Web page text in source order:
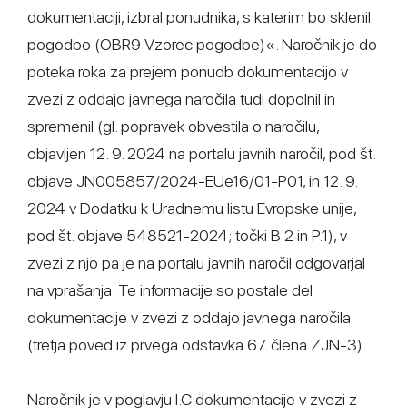
dokumentaciji, izbral ponudnika, s katerim bo sklenil
pogodbo (OBR9 Vzorec pogodbe)«. Naročnik je do
poteka roka za prejem ponudb dokumentacijo v
zvezi z oddajo javnega naročila tudi dopolnil in
spremenil (gl. popravek obvestila o naročilu,
objavljen 12. 9. 2024 na portalu javnih naročil, pod št.
objave JN005857/2024-EUe16/01-P01, in 12. 9.
2024 v Dodatku k Uradnemu listu Evropske unije,
pod št. objave 548521-2024; točki B.2 in P.1), v
zvezi z njo pa je na portalu javnih naročil odgovarjal
na vprašanja. Te informacije so postale del
dokumentacije v zvezi z oddajo javnega naročila
(tretja poved iz prvega odstavka 67. člena ZJN-3).
Naročnik je v poglavju I.C dokumentacije v zvezi z